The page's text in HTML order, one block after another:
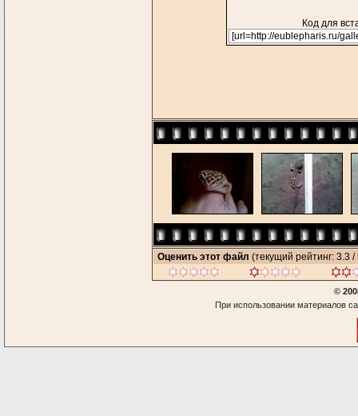
Код для
Оценить этот файл (текущий рейтинг: 3.3 /
©
При использовании материалов